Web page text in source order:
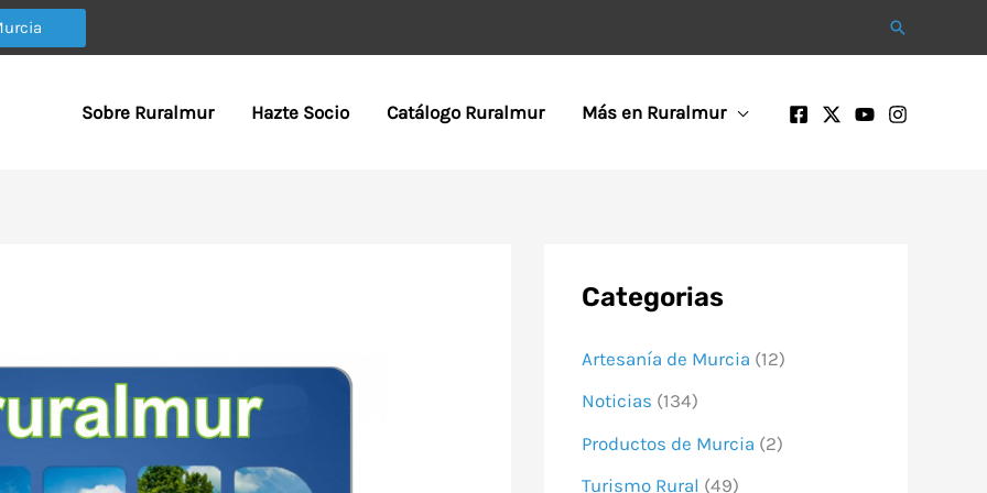
Buscar
Sobre Ruralmur Hazte Socio Catálogo Ruralmur Más en Ruralmur
Categorias
Artesanía de Murcia (12)
Noticias (134)
Productos de Murcia (2)
Turismo Rural (49)